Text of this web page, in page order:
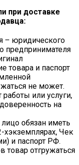
при доставке
– юридического
предпринимателя
товара и паспорт
не может.
работы или услуги,
на
обязан иметь
хэкземплярах, Чек
и паспорт РФ.
товар отгружаться